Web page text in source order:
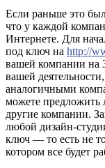
Если раньше это
что у каждой
Интернете. Для
под ключ на http://
вашей компании на
вашей
аналогичными
можете предложить
другие компании.
любой дизайн-
ключ — то есть не
котором все будет